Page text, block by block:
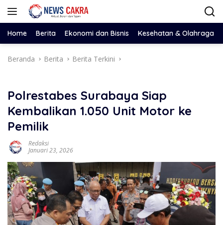
Langsung
Home Berita Ekonomi dan Bisnis Kesehatan & Olahraga
Beranda Berita Berita Terkini
Polrestabes Surabaya Siap
Kembalikan 1.050 Unit Motor ke
Pemilik
Redaksi
Januari 23, 2026